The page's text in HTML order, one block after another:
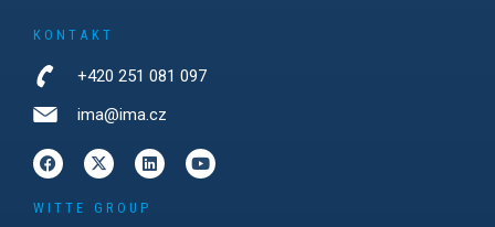
KONTAKT
+420 251 081 097
ima@ima.cz
WITTE GROUP